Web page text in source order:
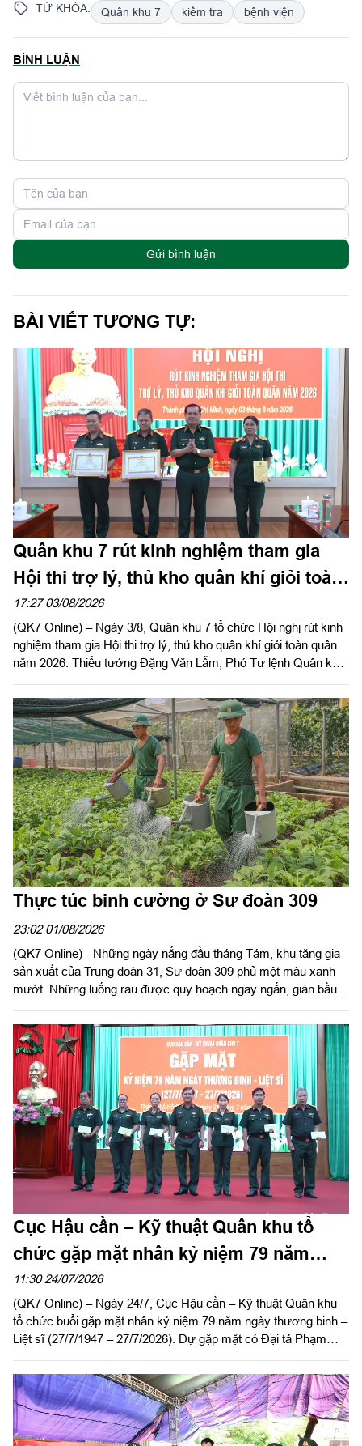
TỪ KHÓA: Quân khu 7 kiểm tra bệnh viện
BÌNH LUẬN
Gửi bình luận
BÀI VIẾT TƯƠNG TỰ:
Quân khu 7 rút kinh nghiệm tham gia
Hội thi trợ lý, thủ kho quân khí giỏi toàn
quân năm 2026
17:27 03/08/2026
(QK7 Online) – Ngày 3/8, Quân khu 7 tổ chức Hội nghị rút kinh
nghiệm tham gia Hội thi trợ lý, thủ kho quân khí giỏi toàn quân
năm 2026. Thiếu tướng Đặng Văn Lẫm, Phó Tư lệnh Quân khu
Hậu cần – Kỹ thuật Quân khu chủ trì hội nghị.
Thực túc binh cường ở Sư đoàn 309
23:02 01/08/2026
(QK7 Online) - Những ngày nắng đầu tháng Tám, khu tăng gia
sản xuất của Trung đoàn 31, Sư đoàn 309 phủ một màu xanh
mướt. Những luống rau được quy hoạch ngay ngắn, giàn bầu,
củ... là minh chứng sinh động cho hiệu quả công tác tăng gia
sản xuất, bảo đảm hậu cần bằng chính nội lực của đơn vị.
Cục Hậu cần – Kỹ thuật Quân khu tổ
chức gặp mặt nhân kỷ niệm 79 năm
ngày Thương binh - Liệt sĩ
11:30 24/07/2026
(QK7 Online) – Ngày 24/7, Cục Hậu cần – Kỹ thuật Quân khu
tổ chức buổi gặp mặt nhân kỷ niệm 79 năm ngày thương binh –
Liệt sĩ (27/7/1947 – 27/7/2026). Dự gặp mặt có Đại tá Phạm